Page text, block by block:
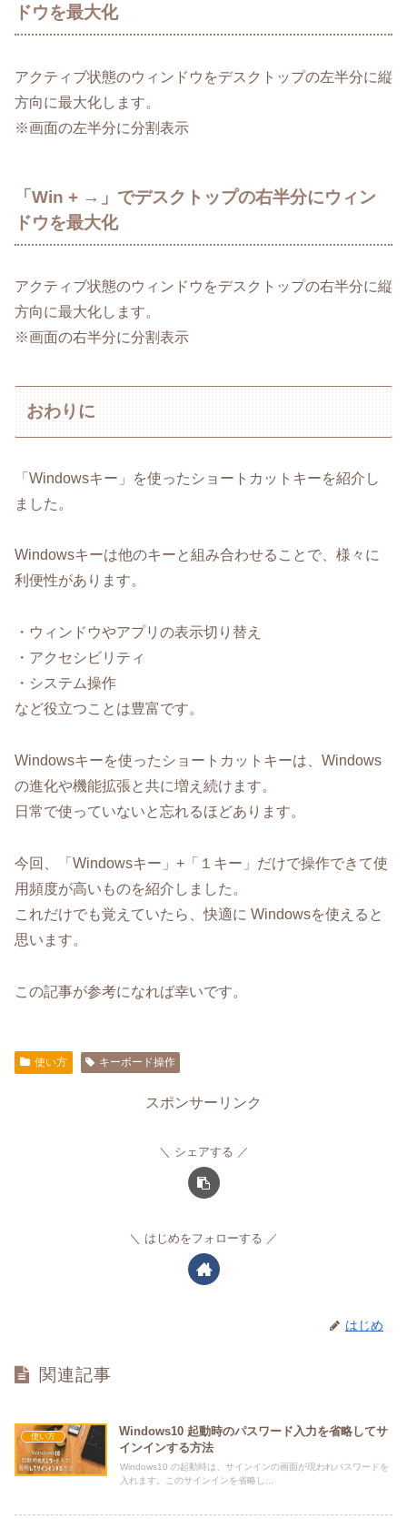
ドウを最大化
アクティブ状態のウィンドウをデスクトップの左半分に縦
方向に最大化します。
※画面の左半分に分割表示
「Win + →」でデスクトップの右半分にウィン
ドウを最大化
アクティブ状態のウィンドウをデスクトップの右半分に縦
方向に最大化します。
※画面の右半分に分割表示
おわりに
「Windowsキー」を使ったショートカットキーを紹介し
ました。
Windowsキーは他のキーと組み合わせることで、様々に
利便性があります。
・ウィンドウやアプリの表示切り替え
・アクセシビリティ
・システム操作
など役立つことは豊富です。
Windowsキーを使ったショートカットキーは、Windows
の進化や機能拡張と共に増え続けます。
日常で使っていないと忘れるほどあります。
今回、「Windowsキー」+「１キー」だけで操作できて使
用頻度が高いものを紹介しました。
これだけでも覚えていたら、快適に Windowsを使えると
思います。
この記事が参考になれば幸いです。
使い方 キーボード操作
スポンサーリンク
シェアする
はじめをフォローする
はじめ
関連記事
使い方
Windows10 起動時のパスワード入力を省略してサ
インインする方法
Windows10 の起動時は、サインインの画面が現われパスワードを
入れます。このサインインを省略し...